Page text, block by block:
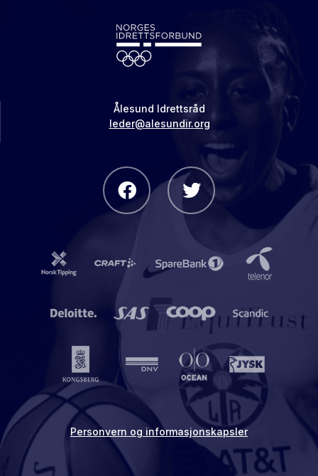
Ålesund Idrettsråd
leder@alesundir.org
Personvern og informasjonskapsler